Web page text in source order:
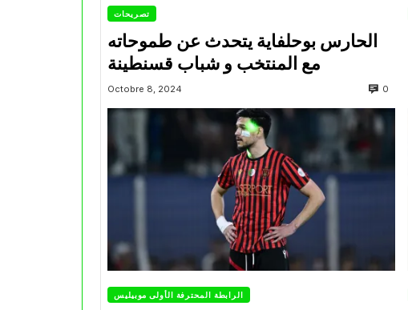
تصريحات
الحارس بوحلفاية يتحدث عن طموحاته
مع المنتخب و شباب قسنطينة
Octobre 8, 2024 0
الرابطة المحترفة الأولى موبيليس